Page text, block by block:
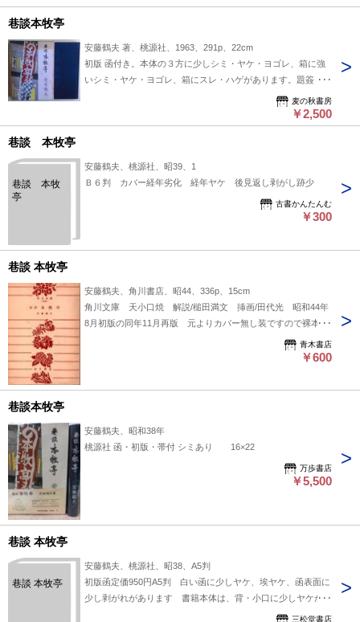
巷談本牧亭
安藤鶴夫 著、桃源社、1963、291p、22cm
初版 函付き。本体の３方に少しシミ・ヤケ・ヨゴレ、箱に強
いシミ・ヤケ・ヨゴレ、箱にスレ・ハゲがあります。題簽・挿
麦の秋書房
￥2,500
巷談 本牧亭
巷談 本牧
亭
安藤鶴夫、桃源社、昭39、1
Ｂ６判 カバー経年劣化 経年ヤケ 後見返し剥がし跡少
古書かんたんむ
￥300
巷談 本牧亭
安藤鶴夫、角川書店、昭44、336p、15cm
角川文庫 天小口焼 解説/槌田満文 挿画/田代光 昭和44年
8月初版の同年11月再版 元よりカバー無し装ですので裸本で
青木書店
￥600
巷談本牧亭
安藤鶴夫、昭和38年
桃源社 函・初版・帯付 シミあり 16×22
万歩書店
￥5,500
巷談 本牧亭
巷談 本牧亭
安藤鶴夫、桃源社、昭38、A5判
初版函定価950円A5判 白い函に少しヤケ、埃ヤケ、函表面に
少し剥がれがあります 書籍本体は、背・小口に少しヤケがあ
りますが、その他に目立ったよごれ、傷みはありません
三松堂書店